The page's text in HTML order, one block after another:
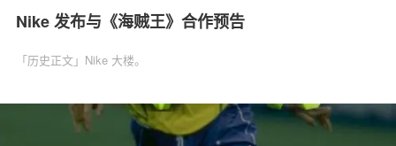
Nike 发布与《海贼王》合作预告
「历史正文」Nike 大楼。